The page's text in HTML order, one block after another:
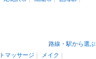
路線・駅から選ぶ
マッサージ
メイク